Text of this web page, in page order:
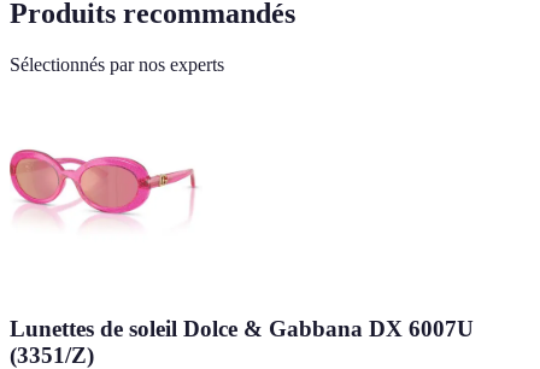
Produits recommandés
Sélectionnés par nos experts
Lunettes de soleil Dolce & Gabbana DX 6007U
(3351/Z)